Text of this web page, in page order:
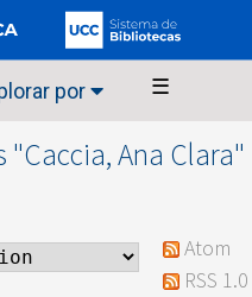
por ☰
"Caccia, Ana Clara"
Atom
RSS 1.0